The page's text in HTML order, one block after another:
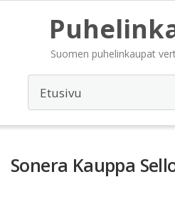
Suomen puhelinkaupat
Sonera Kauppa